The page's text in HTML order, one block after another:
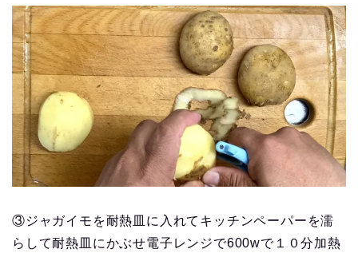
③ジャガイモを耐熱皿に入れてキッチンペーパーを濡
らして耐熱皿にかぶせ電子レンジで600wで１０分加熱